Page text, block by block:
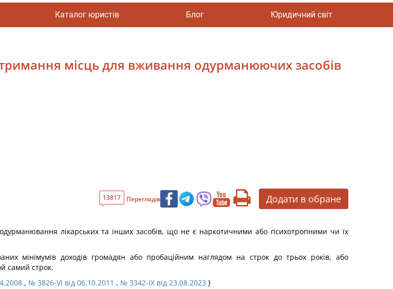
Каталог юристів Блог Юридичний світ
місць для вживання одурманюючих засобів
13817 Переглядів Додати в обране
лікарських та інших засобів, що не є наркотичними або психотропними чи їх
мінімумів доходів громадян або пробаційним наглядом на строк до трьох років, або
самий строк.
, № 3826-VI від 06.10.2011 , № 3342-IX від 23.08.2023 }